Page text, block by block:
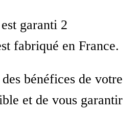
garanti 2
fabriqué en France.
bénéfices de votre
et de vous garantir